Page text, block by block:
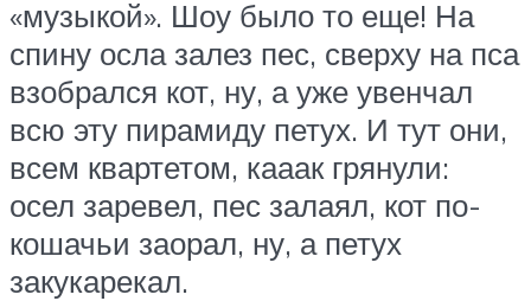
«музыкой». Шоу было то еще! На
спину осла залез пес, сверху на пса
взобрался кот, ну, а уже увенчал
всю эту пирамиду петух. И тут они,
всем квартетом, кааак грянули:
осел заревел, пес залаял, кот по-
кошачьи заорал, ну, а петух
закукарекал.